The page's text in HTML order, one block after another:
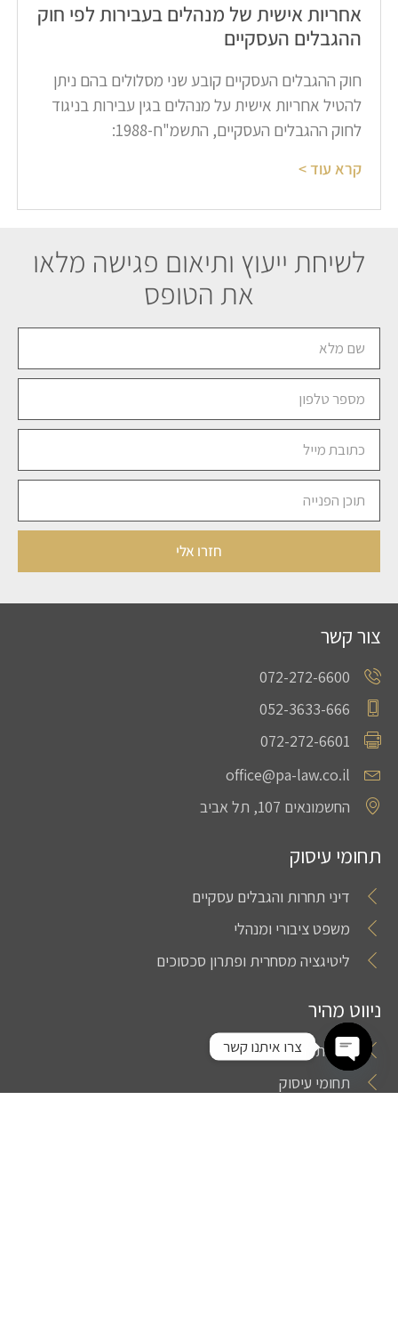
אחריות אישית של מנהלים בעבירות לפי חוק
ההגבלים העסקיים​
חוק ההגבלים העסקיים קובע שני מסלולים בהם ניתן
להטיל אחריות אישית על מנהלים בגין עבירות בניגוד
לחוק ההגבלים העסקיים, התשמ"ח-1988:​
קרא עוד >
לשיחת ייעוץ ותיאום פגישה מלאו
את הטופס
חזרו אלי
צור קשר
072-272-6600
052-3633-666
072-272-6601
office@pa-law.co.il
החשמונאים 107, תל אביב
תחומי עיסוק
דיני תחרות והגבלים עסקיים
משפט ציבורי ומנהלי
ליטיגציה מסחרית ופתרון סכסוכים
ניווט מהיר
אודות המשרד
תחומי עיסוק
צרו איתנו קשר
Open chaty